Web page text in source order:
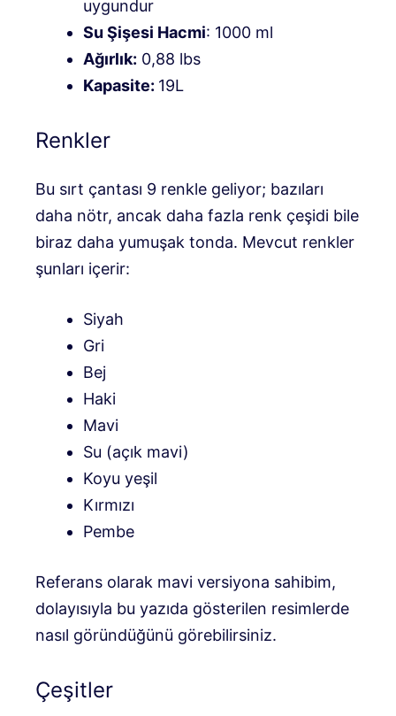
uygundur
Su Şişesi Hacmi: 1000 ml
Ağırlık: 0,88 lbs
Kapasite: 19L
Renkler
Bu sırt çantası 9 renkle geliyor; bazıları
daha nötr, ancak daha fazla renk çeşidi bile
biraz daha yumuşak tonda. Mevcut renkler
şunları içerir:
Siyah
Gri
Bej
Haki
Mavi
Su (açık mavi)
Koyu yeşil
Kırmızı
Pembe
Referans olarak mavi versiyona sahibim,
dolayısıyla bu yazıda gösterilen resimlerde
nasıl göründüğünü görebilirsiniz.
Çeşitler